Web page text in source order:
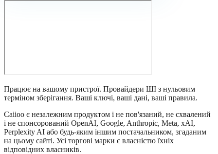
Працює на вашому пристрої. Провайдери ШІ з нульовим
терміном зберігання. Ваші ключі, ваші дані, ваші правила.
Caiioo є незалежним продуктом і не пов'язаний, не схвалений
і не спонсорований OpenAI, Google, Anthropic, Meta, xAI,
Perplexity AI або будь-яким іншим постачальником, згаданим
на цьому сайті. Усі торгові марки є власністю їхніх
відповідних власників.